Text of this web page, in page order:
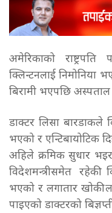
अमेरिकाको राष्ट्रपति
क्लिन्टनलाई निमोनिया
बिरामी भएपछि अस्पताल
डाक्टर लिसा बारडाकले
भएको र एन्टिबायोटिक
अहिले क्रमिक सुधार
विदेशमन्त्रीसमेत रहेकी
भएको र लगातार खोकी
पाइएको डाक्टरको